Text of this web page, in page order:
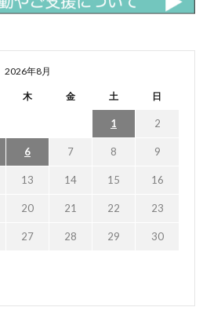
2026年8月
木 金 土 日
1 2
6 7 8 9
13 14 15 16
20 21 22 23
27 28 29 30